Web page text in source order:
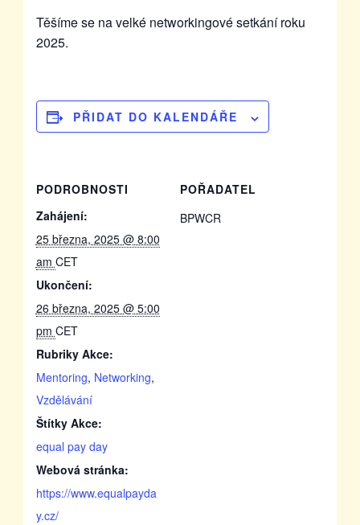
Těšíme se na velké networkingové setkání roku
2025.
PŘIDAT DO KALENDÁŘE
PODROBNOSTI
Zahájení:
25 března, 2025 @ 8:00
am CET
Ukončení:
26 března, 2025 @ 5:00
pm CET
Rubriky Akce:
Mentoring, Networking,
Vzdělávání
Štítky Akce:
equal pay day
Webová stránka:
https://www.equalpayda
y.cz/
POŘADATEL
BPWCR